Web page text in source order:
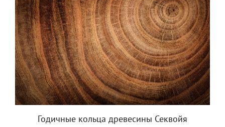
Годичные кольца древесины Секвойя